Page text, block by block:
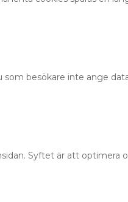
besökare inte ange
Syftet är att optimera